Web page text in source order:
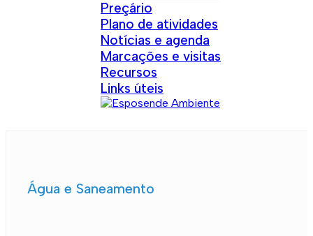
Preçário
Plano de atividades
Notícias e agenda
Marcações e visitas
Recursos
Links úteis
Água e Saneamento